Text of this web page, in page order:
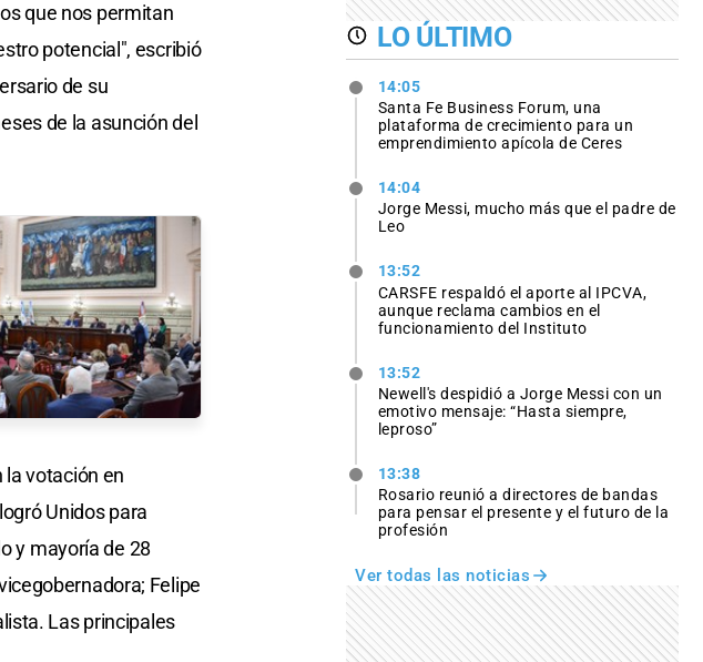
que nos permitan
potencial", escribió
de su
de la asunción del
la votación en
Unidos para
y mayoría de 28
Felipe
Las principales
LO ÚLTIMO
14:05
Santa Fe Business Forum, una
plataforma de crecimiento para un
emprendimiento apícola de Ceres
14:04
Jorge Messi, mucho más que el padre de
Leo
13:52
CARSFE respaldó el aporte al IPCVA,
aunque reclama cambios en el
funcionamiento del Instituto
13:52
Newell's despidió a Jorge Messi con un
emotivo mensaje: “Hasta siempre,
leproso”
13:38
Rosario reunió a directores de bandas
para pensar el presente y el futuro de la
profesión
Ver todas las noticias